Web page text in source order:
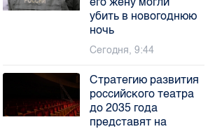
убить в новогоднюю
ночь
Сегодня, 9:44
Стратегию развития
российского театра
до 2035 года
представят на